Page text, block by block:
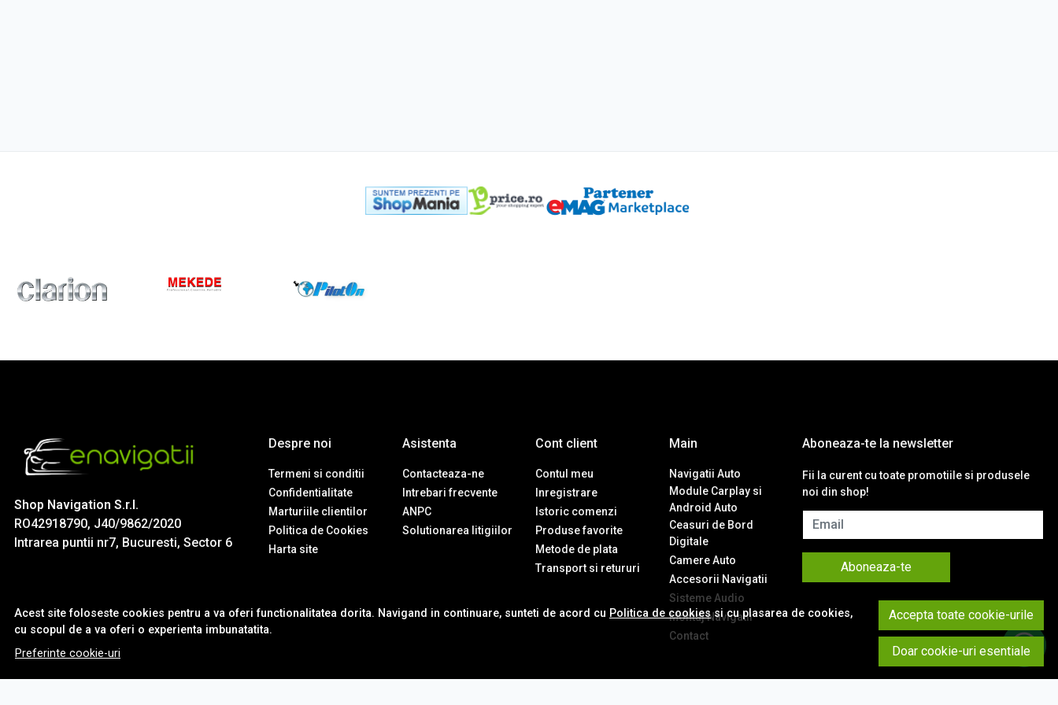
Acest site foloseste cookies pentru a va oferi functionalitatea dorita. Navigand in continuare, sunteti de acord cu Politica de cookiessi cu plasarea de cookies,
cu scopul de a va oferi o experienta imbunatatita.
Preferinte cookie-uri
Accepta toate cookie-urile
Doar cookie-uri esentiale
Shop Navigation S.r.l.
RO42918790, J40/9862/2020
Intrarea puntii nr7, Bucuresti, Sector 6
Despre noi
Termeni si conditii
Confidentialitate
Marturiile clientilor
Politica de Cookies
Harta site
Asistenta
Contacteaza-ne
Intrebari frecvente
ANPC
Solutionarea litigiilor
Cont client
Contul meu
Inregistrare
Istoric comenzi
Produse favorite
Metode de plata
Transport si retururi
Main
Navigatii Auto
Module Carplay si
Android Auto
Ceasuri de Bord
Digitale
Camere Auto
Accesorii Navigatii
Sisteme Audio
Montaj Navigatii
Contact
Aboneaza-te la newsletter
Fii la curent cu toate promotiile si produsele
noi din shop!
Email
Aboneaza-te